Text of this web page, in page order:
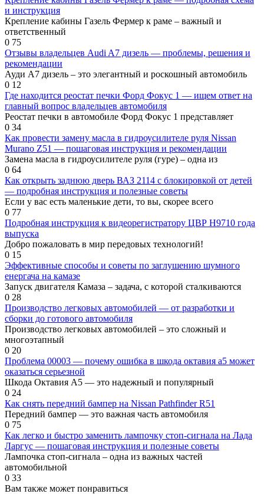
и инструкция
Крепление кабины Газель Фермер к раме – важный и
ответственный
0 75
Отзывы владельцев Audi A7 дизель — проблемы, решения и
рекомендации
Ауди А7 дизель – это элегантный и роскошный автомобиль
0 12
Где находится реостат печки Форд Фокус 1 — ищем ответ на
главный вопрос владельцев автомобиля
Реостат печки в автомобиле Форд Фокус 1 представляет
0 34
Как провести замену масла в гидроусилителе руля Nissan
Murano Z51 — пошаговая инструкция и рекомендации
Замена масла в гидроусилителе руля (гуре) – одна из
0 64
Как открыть заднюю дверь ВАЗ 2114 с блокировкой от детей
— подробная инструкция и полезные советы
Если у вас есть маленькие дети, то вы, скорее всего
0 77
Подробная инструкция к видеорегистратору ЦВР Н9710 года
выпуска
Добро пожаловать в мир передовых технологий!
0 15
Эффективные способы и советы по заглушению шумного
енергача на камазе
Запуск двигателя Камаза – задача, с которой сталкиваются
0 28
Производство легковых автомобилей — от разработки и
сборки до готового автомобиля
Производство легковых автомобилей – это сложный и
многоэтапный
0 20
Проблема 00003 — почему ошибка в шкода октавия а5 может
оказаться серьезной
Шкода Октавия А5 — это надежный и популярный
0 24
Как снять передний бампер на Nissan Pathfinder R51
Передний бампер — это важная часть автомобиля
0 75
Как легко и быстро заменить лампочку стоп-сигнала на Лада
Ларгус — пошаговая инструкция и полезные советы
Лампочка стоп-сигнала – одна из важных частей
автомобильной
0 33
Вам также может понравиться